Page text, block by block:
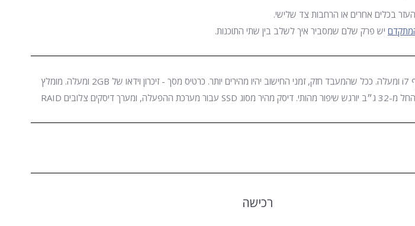
בכלים אחרים או הרחבות צד שלישי.
יש פרק שלם שמסביר איך לשלב בין שתי התוכנות.
כדי לעבוד עם תוכנות Adobe הנה מספר דגשים שכדאי לשים לב אליהם: מעבד מהיר ככל שניתן - עדיף i7 ומעלה. ככל שהמעבד חזק, זמני החישוב יהיו מהירים יותר. כרטיס מסך - זיכרון וידאו של 2GB ומעלה. מומלץ
להשקיע בכרטיסי מסך שתומכים בהאצת חומרה. RAM - עדיפות לכמה שיותר - מומלץ לפחות 16 ג״ב והחל מ-32 ג״ב יורגש שיפור מהותי. דיסק מהיר מסוג SSD עבור מערכת ההפעלה, ומערך דיסקים צלובים RAID
רכישה